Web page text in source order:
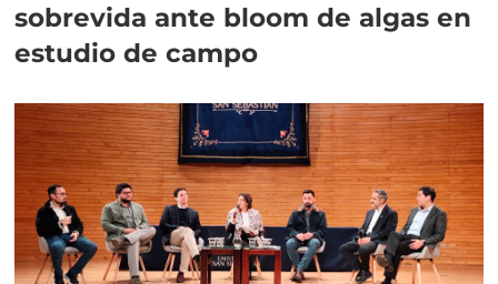
sobrevida ante bloom de algas en
estudio de campo